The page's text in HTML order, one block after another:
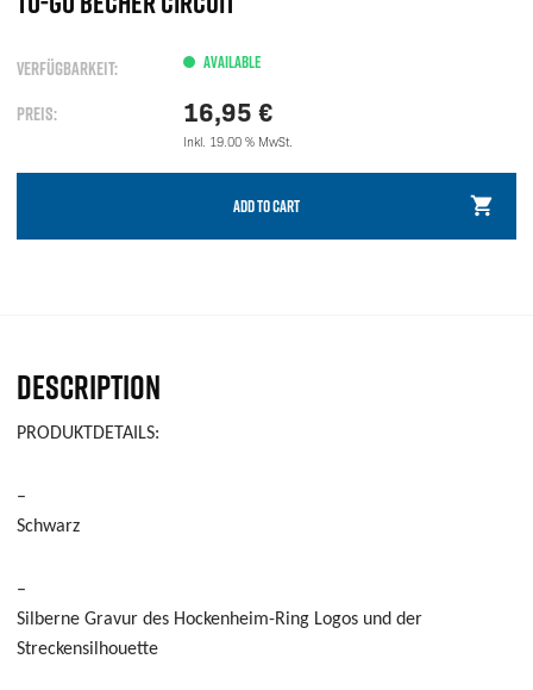
VERFÜGBARKEIT: AVAILABLE
PREIS: 16,95 €
Inkl. 19.00 % MwSt.
ADD TO CART
DESCRIPTION
PRODUKTDETAILS:
–
Schwarz
–
Silberne Gravur des Hockenheim-Ring Logos und der
Streckensilhouette